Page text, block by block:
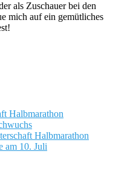
als Zuschauer bei den
mich auf ein gemütliches
!
Halbmarathon
Halbmarathon
am 10. Juli